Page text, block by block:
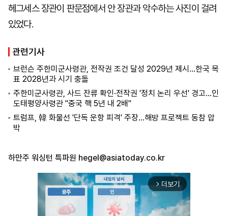
헤그세스 장관이 판문점에서 안 장관과 악수하는 사진이 걸려
있었다.
관련기사
브런슨 주한미군사령관, 전작권 조건 달성 2029년 제시…한국 목
표 2028년과 시기 충돌
주한미군사령관, 사드 잔류 확인·전작권 '정치 논리 우선' 경고…인
도태평양사령관 "중국 핵 5년 내 2배"
트럼프, 韓 화물선 '단독 운항 피격' 주장…해방 프로젝트 동참 압
박
하만주 워싱턴 특파원 hegel@asiatoday.co.kr
arrow_forward_ios 더보기